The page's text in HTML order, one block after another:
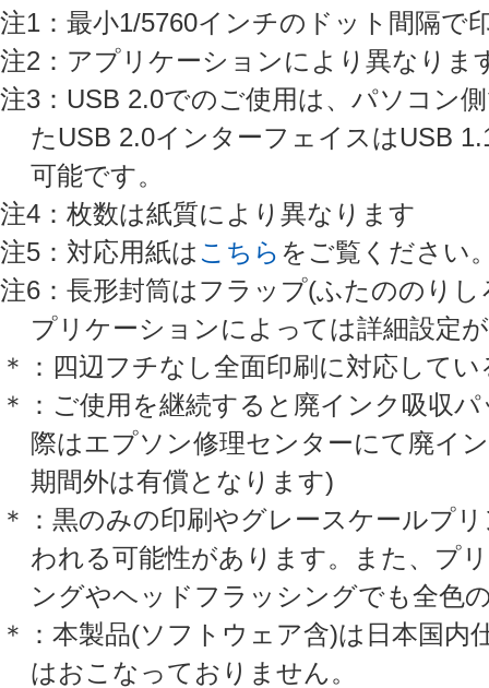
注1：最小1/5760インチのドット間隔で
注2：アプリケーションにより異なりま
注3：USB 2.0でのご使用は、パソコン
たUSB 2.0インターフェイスはUSB
可能です。
注4：枚数は紙質により異なります
注5：対応用紙はこちら をご覧ください
注6：長形封筒はフラップ(ふたののり
プリケーションによっては詳細設定
＊：四辺フチなし全面印刷に対応して
＊：ご使用を継続すると廃インク吸収
際はエプソン修理センターにて廃イ
期間外は有償となります)
＊：黒のみの印刷やグレースケールプ
われる可能性があります。また、プ
ングやヘッドフラッシングでも全色
＊：本製品(ソフトウェア含)は日本国
はおこなっておりません。